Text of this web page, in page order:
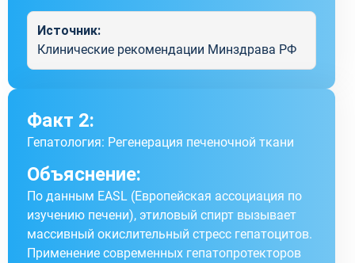
Источник:
Клинические рекомендации Минздрава РФ
Факт 2:
Гепатология: Регенерация печеночной ткани
Объяснение:
По данным EASL (Европейская ассоциация по
изучению печени), этиловый спирт вызывает
массивный окислительный стресс гепатоцитов.
Применение современных гепатопротекторов